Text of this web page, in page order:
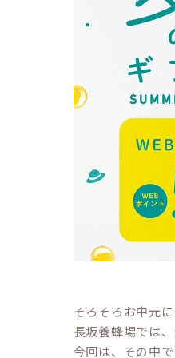
そろそろお中元
長坂養蜂場では
今回は、その中